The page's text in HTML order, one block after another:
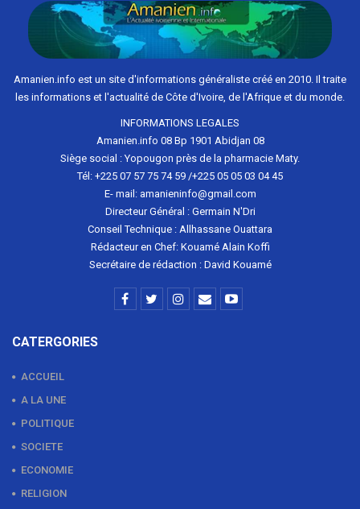
Amanien.info est un site d'informations généraliste créé en 2010. Il traite
les informations et l'actualité de Côte d'Ivoire, de l'Afrique et du monde.
INFORMATIONS LEGALES
Amanien.info 08 Bp 1901 Abidjan 08
Siège social : Yopougon près de la pharmacie Maty.
Tél: +225 07 57 75 74 59 /+225 05 05 03 04 45
E- mail: amanieninfo@gmail.com
Directeur Général : Germain N'Dri
Conseil Technique : Allhassane Ouattara
Rédacteur en Chef: Kouamé Alain Koffi
Secrétaire de rédaction : David Kouamé
CATERGORIES
ACCUEIL
A LA UNE
POLITIQUE
SOCIETE
ECONOMIE
RELIGION